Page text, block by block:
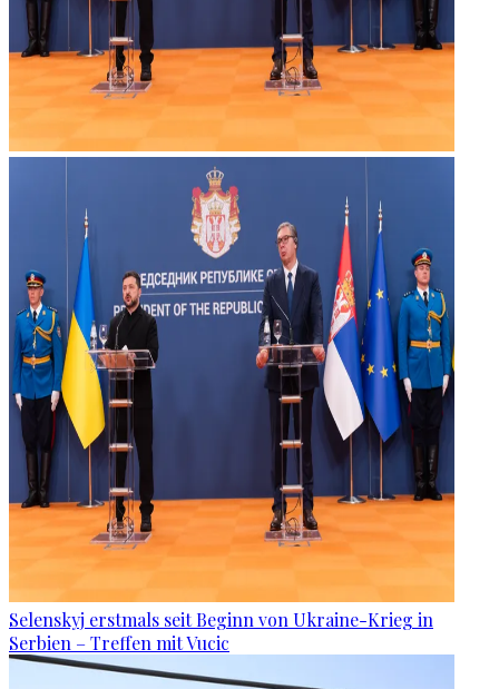
Selenskyj erstmals seit Beginn von Ukraine-Krieg in
Serbien – Treffen mit Vucic